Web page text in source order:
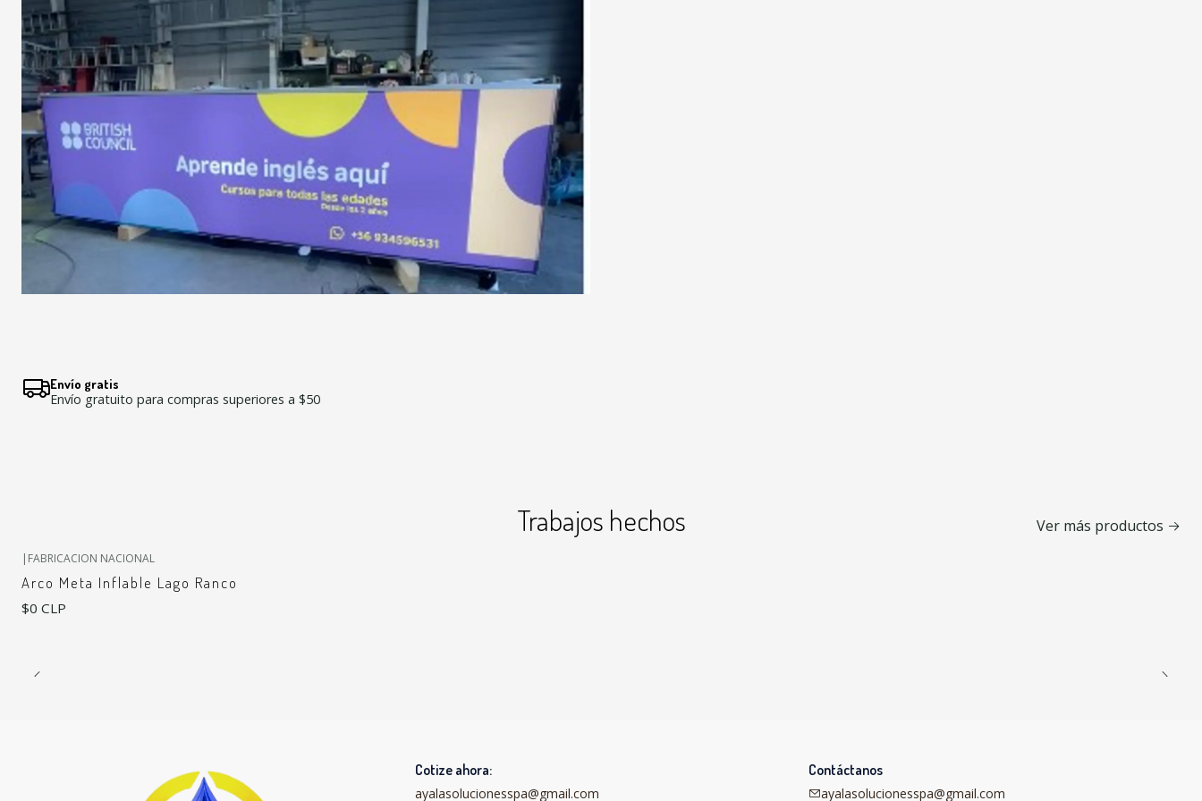
Envío gratis
Envío gratuito para compras superiores a $50
Trabajos hechos Ver más productos
| FABRICACION NACIONAL
Arco Meta Inflable Lago Ranco
$0 CLP
Cotize ahora:
ayalasolucionesspa@gmail.com
Contáctanos
ayalasolucionesspa@gmail.com